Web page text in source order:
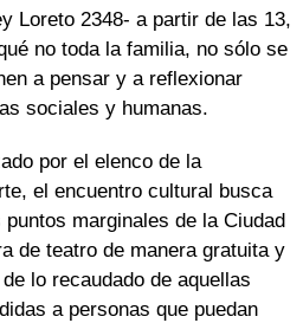
Loreto 2348- a partir de las 13,
no toda la familia, no sólo se
a pensar y a reflexionar
sociales y humanas.
por el elenco de la
el encuentro cultural busca
marginales de la Ciudad
de teatro de manera gratuita y
lo recaudado de aquellas
a personas que puedan